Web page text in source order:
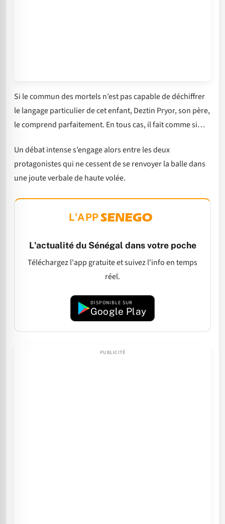
Si le commun des mortels n’est pas capable de déchiffrer
le langage particulier de cet enfant, Deztin Pryor, son père,
le comprend parfaitement. En tous cas, il fait comme si…
Un débat intense s’engage alors entre les deux
protagonistes qui ne cessent de se renvoyer la balle dans
une joute verbale de haute volée.
L'APP
L'actualité du Sénégal dans votre poche
Téléchargez l'app gratuite et suivez l'info en temps
réel.
DISPONIBLE SUR
Google Play